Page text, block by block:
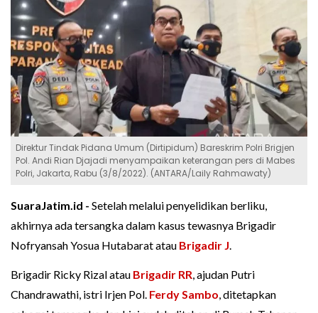
Direktur Tindak Pidana Umum (Dirtipidum) Bareskrim Polri Brigjen
Pol. Andi Rian Djajadi menyampaikan keterangan pers di Mabes
Polri, Jakarta, Rabu (3/8/2022). (ANTARA/Laily Rahmawaty)
SuaraJatim.id - Setelah melalui penyelidikan berliku,
akhirnya ada tersangka dalam kasus tewasnya Brigadir
Nofryansah Yosua Hutabarat atau Brigadir J.
Brigadir Ricky Rizal atau Brigadir RR, ajudan Putri
Chandrawathi, istri Irjen Pol. Ferdy Sambo, ditetapkan